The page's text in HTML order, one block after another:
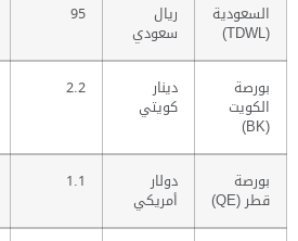
السعودية
(TDWL)
ريال
سعودي
95
بورصة
الكويت
(BK)
دينار
كويتي
2.2
بورصة
قطر (QE)
دولار
أمريكي
1.1